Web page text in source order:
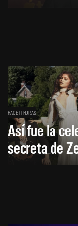
HACE 11 HORAS
Así fue la
secreta de